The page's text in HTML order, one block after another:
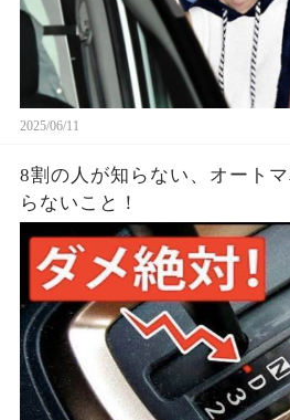
2025/06/11
8割の人が知らない、オート
らないこと！